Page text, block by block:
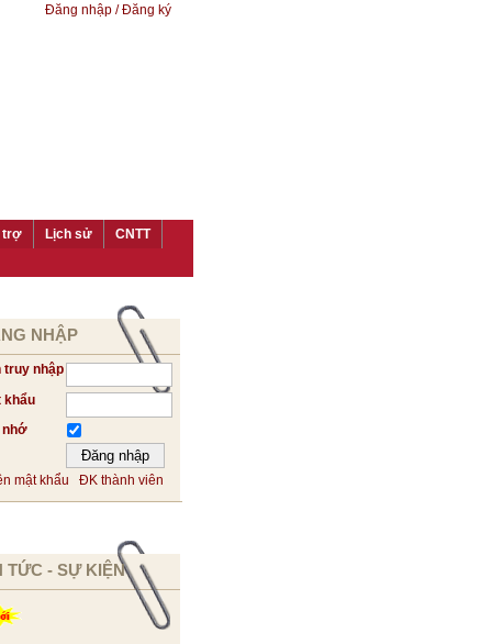
Đăng nhập / Đăng ký
trợ Lịch sử
CNTT
NHẬP
truy nhập
khẩu
nhớ
mật khẩu ĐK thành viên
TỨC - SỰ KIỆN